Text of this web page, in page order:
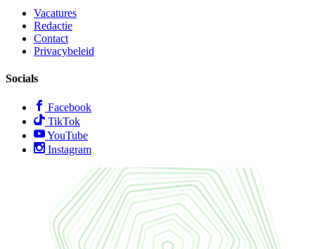
Vacatures
Redactie
Contact
Privacybeleid
Socials
Facebook
TikTok
YouTube
Instagram